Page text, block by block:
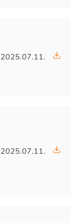
2025.07.11.
2025.07.11.